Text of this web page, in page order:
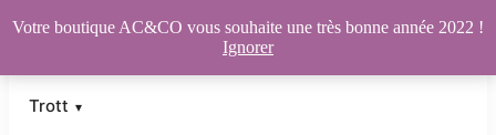
Trott
Votre boutique AC&CO vous souhaite une très bonne année 2022 !
Ignorer